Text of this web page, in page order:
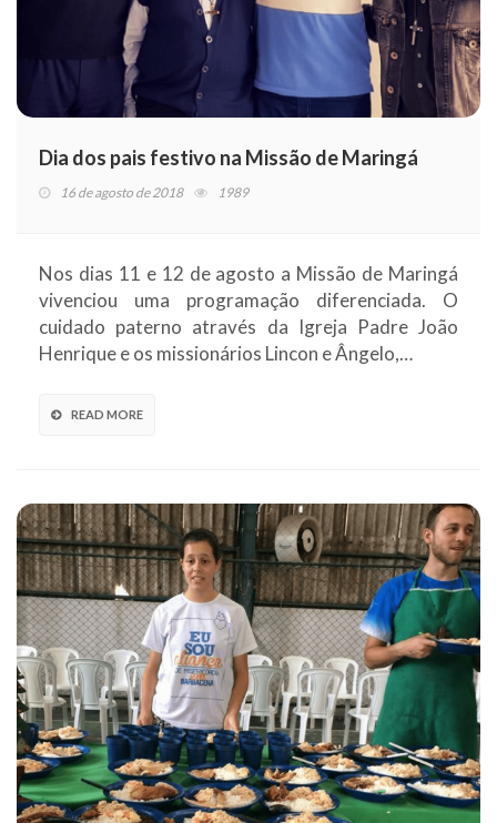
Dia dos pais festivo na Missão de Maringá
16 de agosto de 2018 1989
Nos dias 11 e 12 de agosto a Missão de Maringá
vivenciou uma programação diferenciada. O
cuidado paterno através da Igreja Padre João
Henrique e os missionários Lincon e Ângelo,…
READ MORE